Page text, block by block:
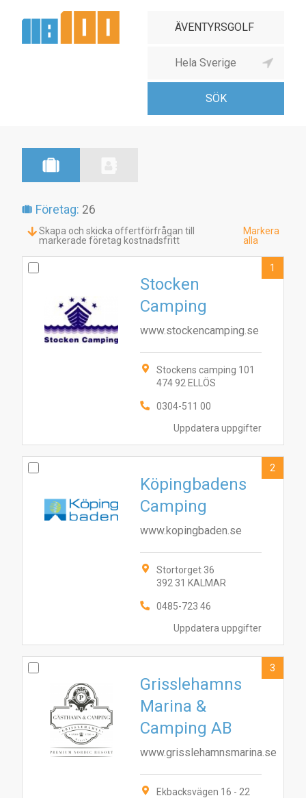
Företag: 26
Skapa och skicka offertförfrågan till
markerade företag kostnadsfritt
Markera
alla
Uppdatera uppgifter
Stocken
Camping
www.stockencamping.se
Stockens camping 101
474 92 ELLÖS
0304-511 00
1
Uppdatera uppgifter
Köpingbadens
Camping
www.kopingbaden.se
Stortorget 36
392 31 KALMAR
0485-723 46
2
Grisslehamns
Marina &
Camping AB
www.grisslehamnsmarina.se
Ekbacksvägen 16 - 22
3